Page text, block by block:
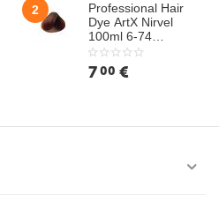
2
Professional Hair
Dye ArtX Nirvel
100ml 6-74
Hazelnut Dark
Chestnut
7 00 €